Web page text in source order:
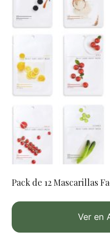
Pack de 12 Mascarillas
Ver en